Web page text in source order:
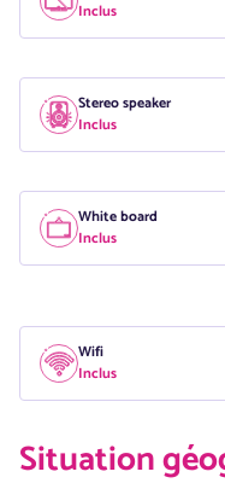
Inclus
Stereo speaker
Inclus
White board
Inclus
Wifi
Inclus
Situation